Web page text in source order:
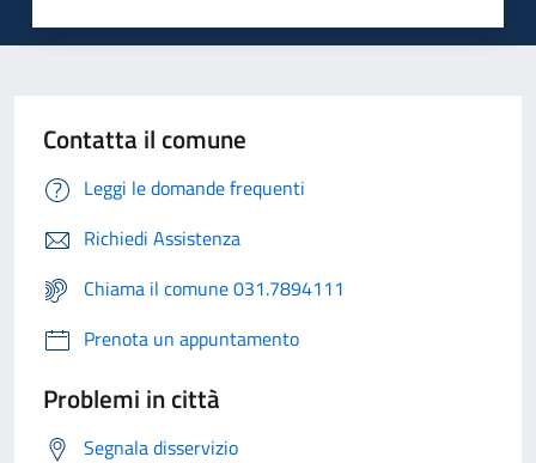
Contatta il comune
Leggi le domande frequenti
Richiedi Assistenza
Chiama il comune 031.7894111
Prenota un appuntamento
Problemi in città
Segnala disservizio